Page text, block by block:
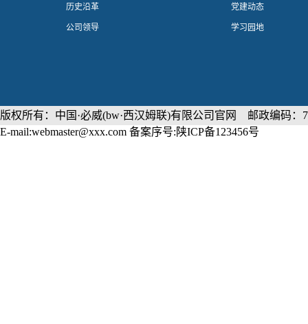
历史沿革
公司领导
党建动态
学习园地
版权所有：中国·必威(bw·西汉姆联)有限公司官网 邮政编码：
E-mail:webmaster@xxx.com 备案序号:陕ICP备123456号